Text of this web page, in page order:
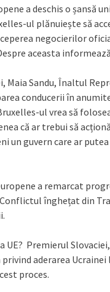
a deschis o șansă
ul plănuiește să
negocierilor
aceasta
Maia Sandu, Înaltul
conducerii în
ul vrea să
că ar trebui să
un guvern care ar
a remarcat
înghețat din
UE? Premierul
aderarea Ucrainei
proces.